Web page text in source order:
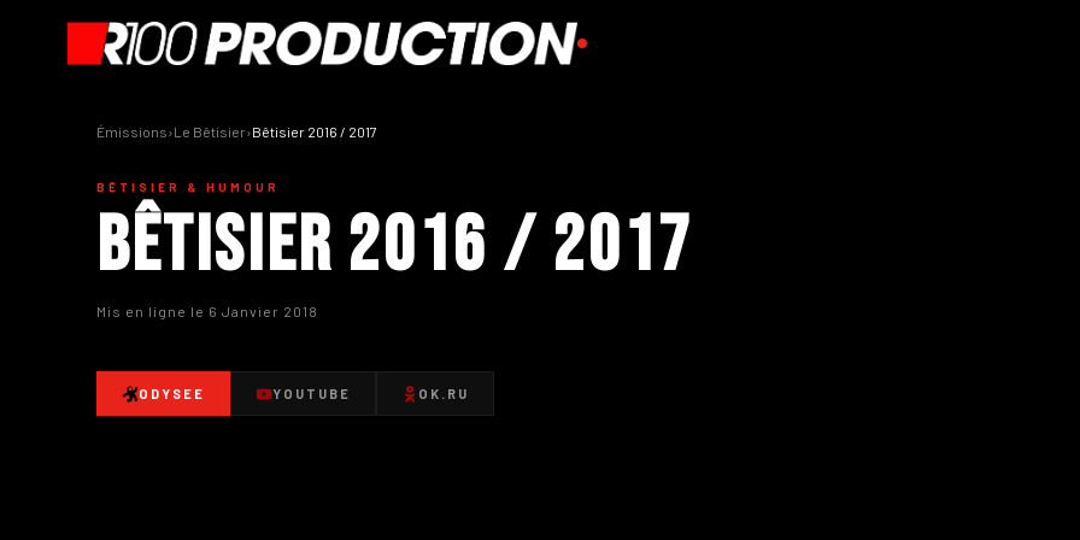
Émissions›Le Bêtisier›Bêtisier 2016 / 2017
BÊTISIER & HUMOUR
Bêtisier 2016 / 2017
Mis en ligne le 6 Janvier 2018
ODYSEE YOUTUBE OK.RU